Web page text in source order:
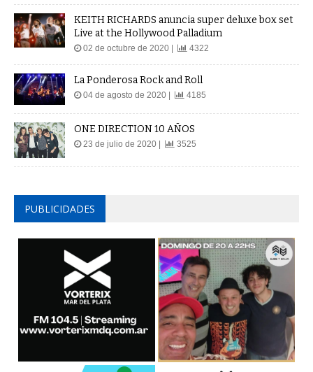
KEITH RICHARDS anuncia super deluxe box set
Live at the Hollywood Palladium
02 de octubre de 2020 | 4322
La Ponderosa Rock and Roll
04 de agosto de 2020 | 4185
ONE DIRECTION 10 AÑOS
23 de julio de 2020 | 3525
PUBLICIDADES